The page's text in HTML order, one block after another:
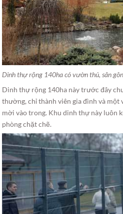
Dinh thự rộng 140ha có vườn thú, sân
Dinh thự rộng 140ha này trước đây
thường, chỉ thành viên gia đình và
mời vào trong. Khu dinh thự này luôn
phòng chặt chẽ.